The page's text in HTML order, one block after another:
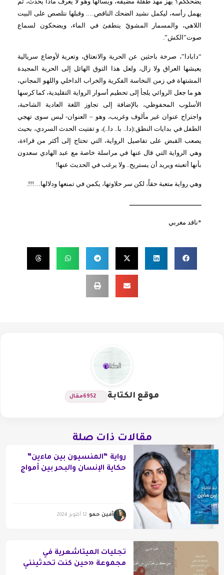
يهمل رأسه، ليكمل نشيد الضحك الناقص…. وقبلها نتلصص على البيت
اللاهي، والمسمار المشويّ ينطفئ في الماء، ويضحكون لسماع
صوت”الكش”.
“دابادا”، صرخة باحثين عن الحرية والانعتاق، وتعرية لأوضاع سريالية
يعيشها العراق ولا زال، ولعل هذا التوق الهائل إلى الحرية المجيدة
المشتهاة في زمن النخاسة الفكرية والخراب الداخلي واللهو المجاني،
هو ما جعل الروائي يلجأ إلى تحطيم أسوار الرواية التقليدية، كما كرسها
الأسلوب المحفوظي، بالإضافة إلى تجاوز اللغة العادية الشاحبة،
واجتراح عنوان غير مألوف وغريب، وهو – العنوان- ليس سوى تهجي
الطفل في بدايات النطق:(دا.. با.. دا..)، و تفتيت الحدث السردي، بحيث
يصعب القبض على تفاصيل الرواية، التي تحتاج إلى أكثر من قراءة،
وهي الرواية التي قال عنها في مراسلة خاصة مع عبد الهادي سعدون
بأنها أتعبته ويريد أن يستريح.. ولا يرغب في الحديث عنها!
وهي رواية متعبة حقاً، لكن سر حلاوتها، يكمن في تمنعها ودلالها…!!!.
ــــــــــــــــــــــــــــــــــــ
*ناقد مغربي
موقع الكتابة 6952مقال
مقالات ذات صلة
رواية “المنسيون بين ماءين”
حكاية الإنسان والبحر بين أمواج
آفين حمو 12 أكتوبر 2024
تجليات الميتاشعرية في
مجموعة «حين كنت تحدثينني